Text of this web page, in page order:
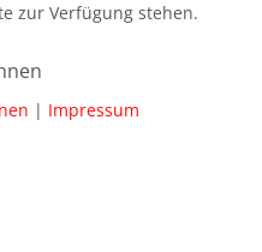
zur Verfügung stehen.
| Impressum